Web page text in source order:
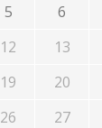
5 6
12 13
19 20
26 27